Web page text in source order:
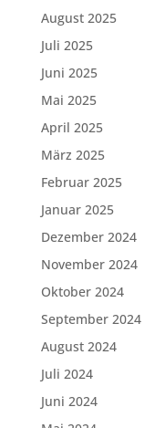
August 2025
Juli 2025
Juni 2025
Mai 2025
April 2025
März 2025
Februar 2025
Januar 2025
Dezember 2024
November 2024
Oktober 2024
September 2024
August 2024
Juli 2024
Juni 2024